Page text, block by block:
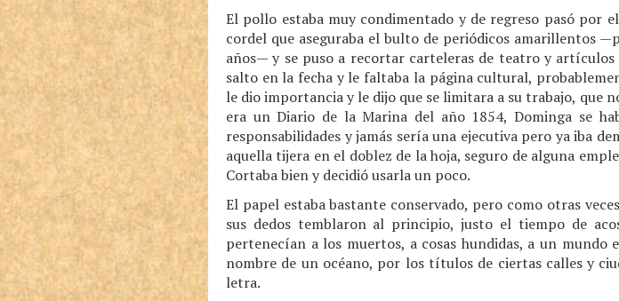
El pollo estaba muy condimentado y de regreso pasó por
cordel que aseguraba el bulto de periódicos amarillentos
años— y se puso a recortar carteleras de teatro y
salto en la fecha y le faltaba la página cultural,
le dio importancia y le dijo que se limitara a su trabajo, que
era un Diario de la Marina del año 1854, Dominga se
responsabilidades y jamás sería una ejecutiva pero ya iba
aquella tijera en el doblez de la hoja, seguro de alguna
Cortaba bien y decidió usarla un poco.
El papel estaba bastante conservado, pero como otras
sus dedos temblaron al principio, justo el tiempo de
pertenecían a los muertos, a cosas hundidas, a un
nombre de un océano, por los títulos de ciertas calles y
letra.